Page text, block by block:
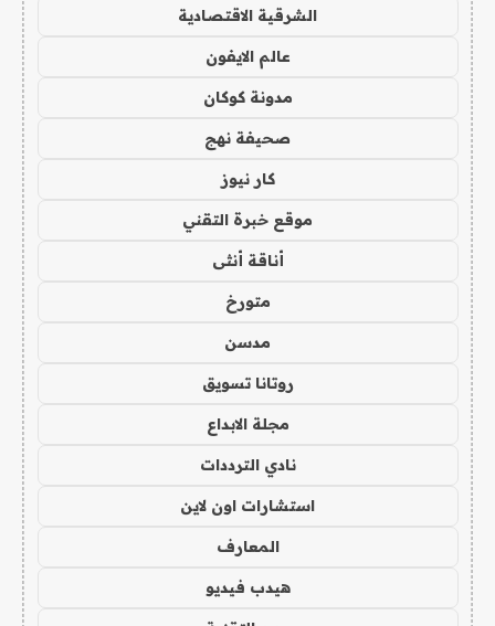
الشرقية الاقتصادية
عالم الايفون
مدونة كوكان
صحيفة نهج
كار نيوز
موقع خبرة التقني
أناقة أنثى
متورخ
مدسن
روتانا تسويق
مجلة الابداع
نادي الترددات
استشارات اون لاين
المعارف
هيدب فيديو